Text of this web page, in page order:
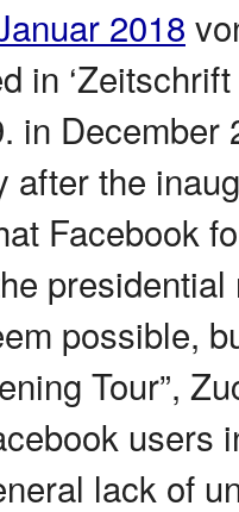
2018
in
in
after the
Facebook
possible,
Tour”,
users
lack of